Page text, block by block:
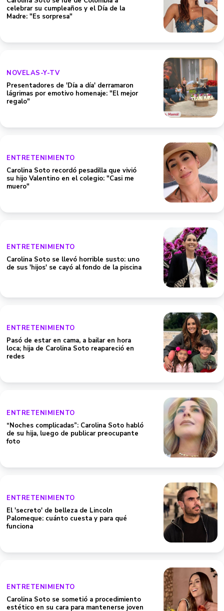
celebrar su cumpleaños y el Día de la
Madre: "Es sorpresa"
NOVELAS-Y-TV
Presentadores de 'Día a día' derramaron
lágrimas por emotivo homenaje: "El mejor
regalo"
ENTRETENIMIENTO
Carolina Soto recordó pesadilla que vivió
su hijo Valentino en el colegio: "Casi me
muero"
ENTRETENIMIENTO
Carolina Soto se llevó horrible susto: uno
de sus 'hijos' se cayó al fondo de la piscina
ENTRETENIMIENTO
Pasó de estar en cama, a bailar en hora
loca; hija de Carolina Soto reapareció en
redes
ENTRETENIMIENTO
“Noches complicadas”: Carolina Soto habló
de su hija, luego de publicar preocupante
foto
ENTRETENIMIENTO
El 'secreto' de belleza de Lincoln
Palomeque: cuánto cuesta y para qué
funciona
ENTRETENIMIENTO
Carolina Soto se sometió a procedimiento
estético en su cara para mantenerse joven